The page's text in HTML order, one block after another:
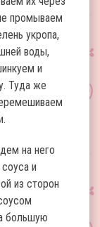
промываем
укропа,
воды,
и
Туда же
на него
и
из сторон
большую